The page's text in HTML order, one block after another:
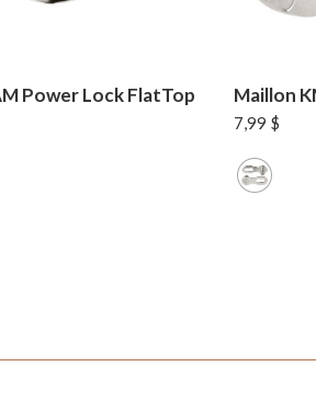
Power Lock FlatTop
Maillon
7,99 $